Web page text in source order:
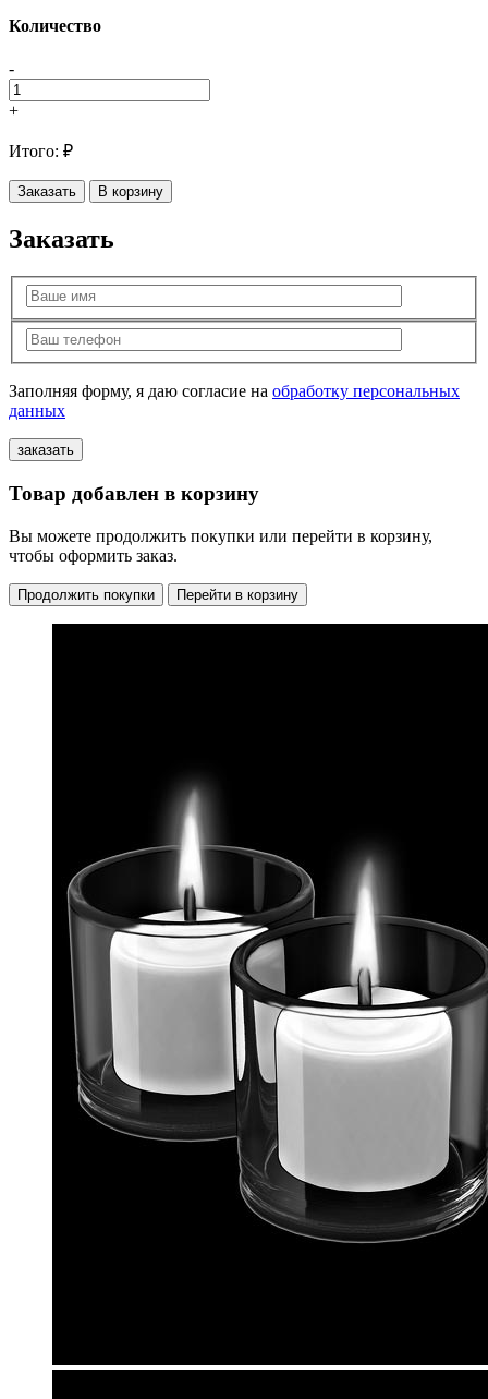
Количество
-
+
Итого: ₽
Заказать В корзину
Заказать
Заполняя форму, я даю согласие на обработку персональных
данных
Товар добавлен в корзину
Вы можете продолжить покупки или перейти в корзину,
чтобы оформить заказ.
Продолжить покупки Перейти в корзину